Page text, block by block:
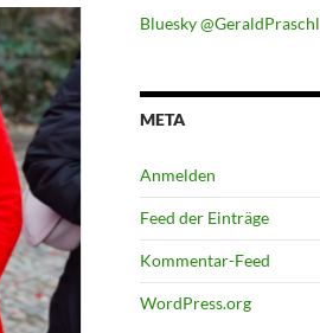
Bluesky @GeraldPraschl
META
Anmelden
Feed der Einträge
Kommentar-Feed
WordPress.org